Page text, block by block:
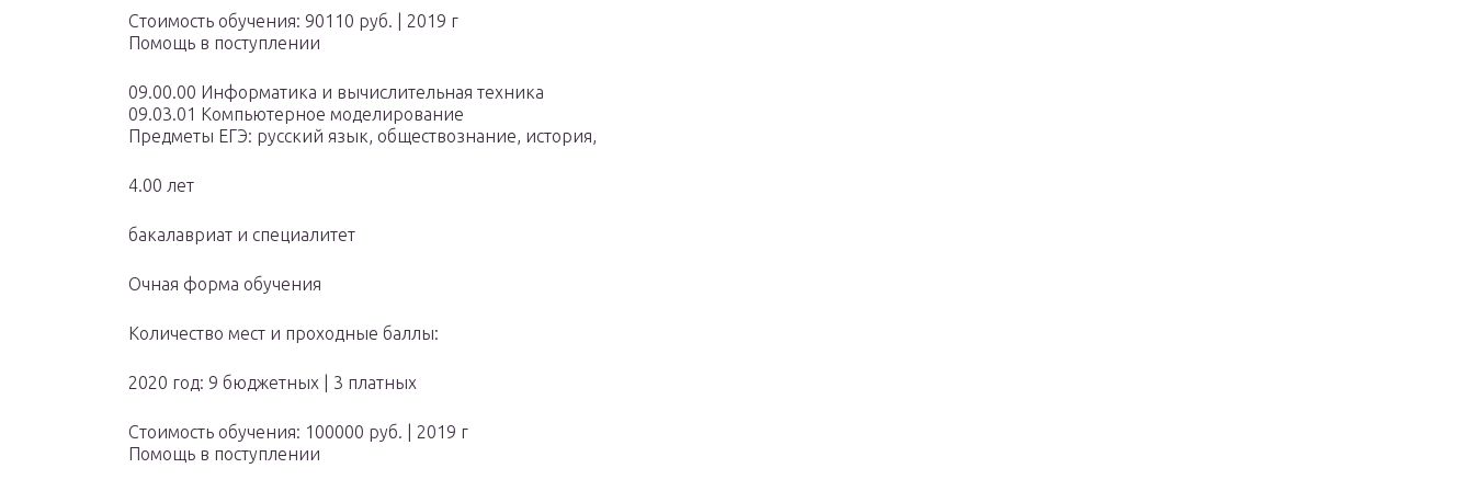
Стоимость обучения: 90110 руб. | 2019 г
Помощь в поступлении
09.00.00 Информатика и вычислительная техника
09.03.01 Компьютерное моделирование
Предметы ЕГЭ: русский язык, обществознание, история,
4.00 лет
бакалавриат и специалитет
Очная форма обучения
Количество мест и проходные баллы:
2020 год: 9 бюджетных | 3 платных
Стоимость обучения: 100000 руб. | 2019 г
Помощь в поступлении